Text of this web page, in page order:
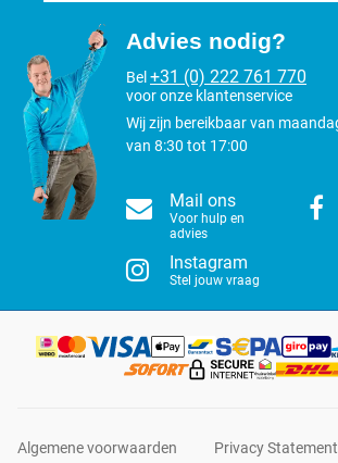
Advies nodig?
Bel +31 (0) 222 761 770
voor onze klantenservice
Wij zijn bereikbaar van
van 8:30 tot 17:00
Mail ons
Voor hulp en
advies
Instagram
Stel jouw vraag
Algemene voorwaarden Privacy Statement